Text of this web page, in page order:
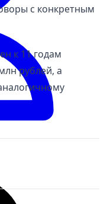
с конкретным
к 11 годам
рублей, а